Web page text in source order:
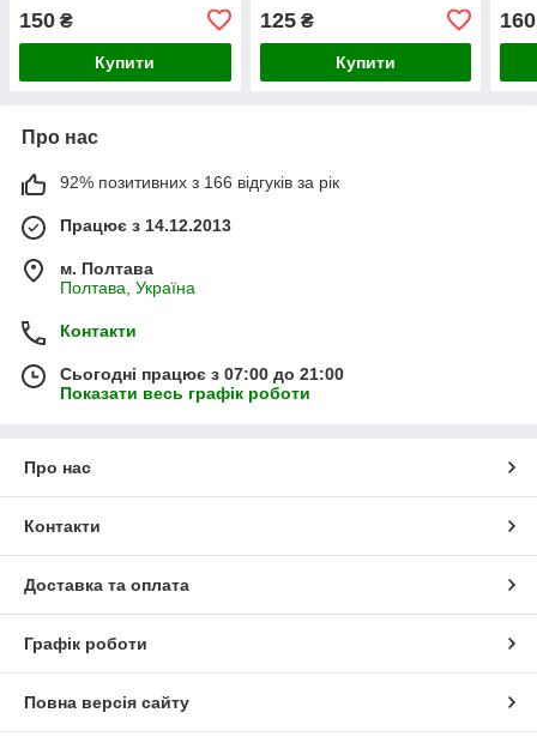
150 ₴
Купити
125₴
Купити
160
Про нас
92% позитивних з 166 відгуків за рік
Працює з 14.12.2013
м. Полтава
Полтава, Україна
Контакти
Сьогодні працює з 07:00 до 21:00
Показати весь графік роботи
Про нас
Контакти
Доставка та оплата
Графік роботи
Повна версія сайту